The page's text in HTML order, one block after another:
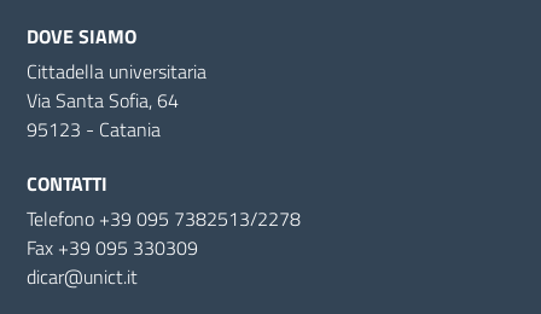
DOVE SIAMO
Cittadella universitaria
Via Santa Sofia, 64
95123 - Catania
CONTATTI
Telefono +39 095 7382513/2278
Fax +39 095 330309
dicar@unict.it